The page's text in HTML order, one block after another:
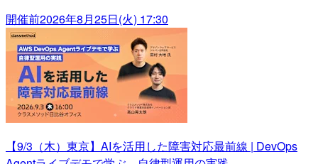
開催前2026年8月25日(火) 17:30
【9/3（木）東京】AIを活用した障害対応最前線 | DevOps